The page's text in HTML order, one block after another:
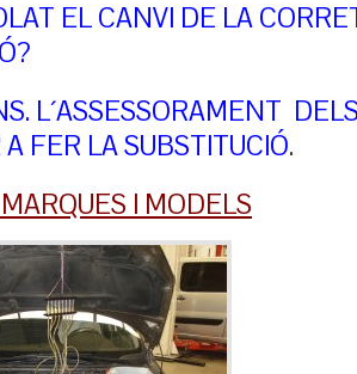
EL CANVI DE LA
L´ASSESSORAMENT
FER LA SUBSTITUCIÓ.
I MODELS